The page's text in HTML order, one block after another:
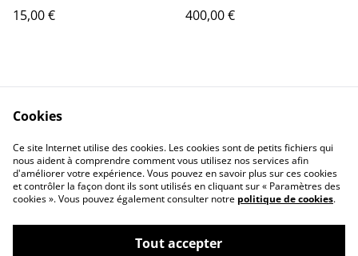
15,00 €
400,00 €
Contact
Informations Légale
politique de
confidentialité
Cookie
Cookies
Ce site Internet utilise des cookies. Les cookies sont de petits fichiers qui
nous aident à comprendre comment vous utilisez nos services afin
d'améliorer votre expérience. Vous pouvez en savoir plus sur ces cookies
et contrôler la façon dont ils sont utilisés en cliquant sur « Paramètres des
cookies ». Vous pouvez également consulter notre politique de cookies.
Tout accepter